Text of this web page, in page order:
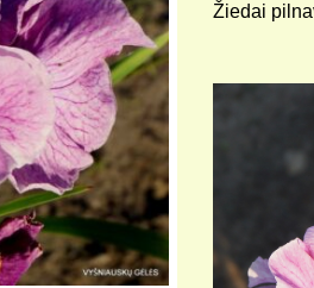
Žiedai